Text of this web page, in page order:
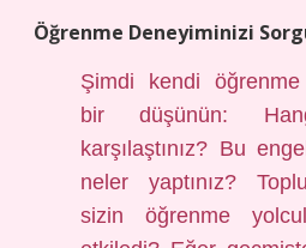
Öğrenme Deneyiminizi
Şimdi kendi öğrenme
bir düşünün:
karşılaştınız? Bu
neler yaptınız?
sizin öğrenme